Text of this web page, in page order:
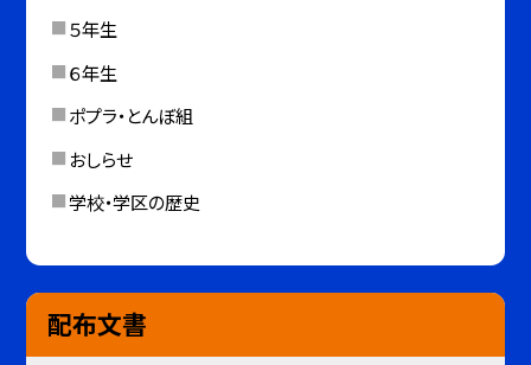
５年生
６年生
ポプラ・とんぼ組
おしらせ
学校・学区の歴史
配布文書